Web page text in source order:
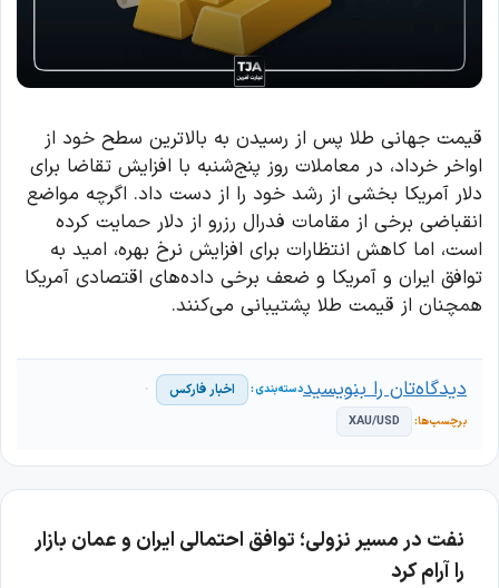
قیمت جهانی طلا پس از رسیدن به بالاترین سطح خود از
اواخر خرداد، در معاملات روز پنج‌شنبه با افزایش تقاضا برای
دلار آمریکا بخشی از رشد خود را از دست داد. اگرچه مواضع
انقباضی برخی از مقامات فدرال رزرو از دلار حمایت کرده
است، اما کاهش انتظارات برای افزایش نرخ بهره، امید به
توافق ایران و آمریکا و ضعف برخی داده‌های اقتصادی آمریکا
همچنان از قیمت طلا پشتیبانی می‌کنند.
اخبار فارکس
XAU/USD
دیدگاه‌تان را بنویسید
نفت در مسیر نزولی؛ توافق احتمالی ایران و عمان بازار
را آرام کرد